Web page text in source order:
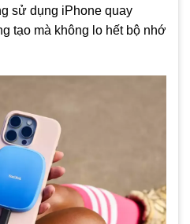
sử dụng iPhone quay
tạo mà không lo hết bộ nhớ